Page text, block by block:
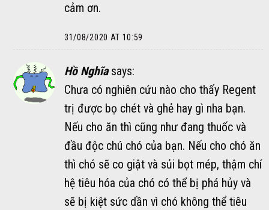
cảm ơn.
31/08/2020 AT 10:59
Hồ Nghĩa says:
Chưa có nghiên cứu nào cho thấy Regent
trị được bọ chét và ghẻ hay gì nha bạn.
Nếu cho ăn thì cũng như đang thuốc và
đầu độc chú chó của bạn. Nếu cho chó ăn
thì chó sẽ co giật và sủi bọt mép, thậm chí
hệ tiêu hóa của chó có thể bị phá hủy và
sẽ bị kiệt sức dần vì chó không thể tiêu